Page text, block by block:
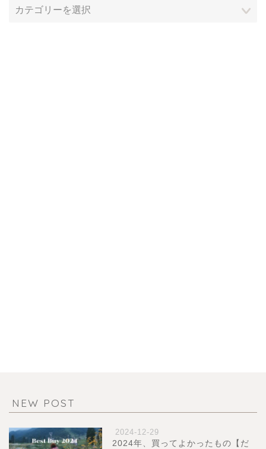
NEW POST
2024-12-29
2024年、買ってよかったもの【だ